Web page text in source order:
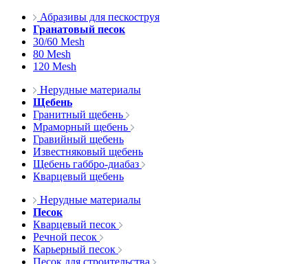
Абразивы для пескоструя
Гранатовый песок
30/60 Mesh
80 Mesh
120 Mesh
Нерудные материалы
Щебень
Гранитный щебень
Мраморный щебень
Гравийный щебень
Известняковый щебень
Щебень габбро-диабаз
Кварцевый щебень
Нерудные материалы
Песок
Кварцевый песок
Речной песок
Карьерный песок
Песок для строительства